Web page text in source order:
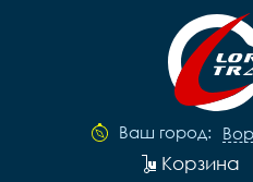
Ваш город:
Корзина